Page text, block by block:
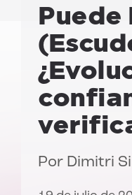
Puede
Por Dimitri